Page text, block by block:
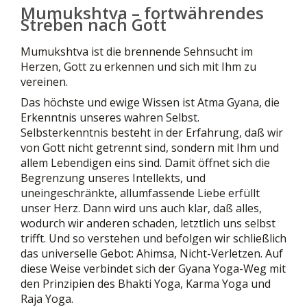
Mumukshtva – fortwährendes
Streben nach Gott
Mumukshtva ist die brennende Sehnsucht im
Herzen, Gott zu erkennen und sich mit Ihm zu
vereinen.
Das höchste und ewige Wissen ist Atma Gyana, die
Erkenntnis unseres wahren Selbst.
Selbsterkenntnis besteht in der Erfahrung, daß wir
von Gott nicht getrennt sind, sondern mit Ihm und
allem Lebendigen eins sind. Damit öffnet sich die
Begrenzung unseres Intellekts, und
uneingeschränkte, allumfassende Liebe erfüllt
unser Herz. Dann wird uns auch klar, daß alles,
wodurch wir anderen schaden, letztlich uns selbst
trifft. Und so verstehen und befolgen wir schließlich
das universelle Gebot: Ahimsa, Nicht-Verletzen. Auf
diese Weise verbindet sich der Gyana Yoga-Weg mit
den Prinzipien des Bhakti Yoga, Karma Yoga und
Raja Yoga.